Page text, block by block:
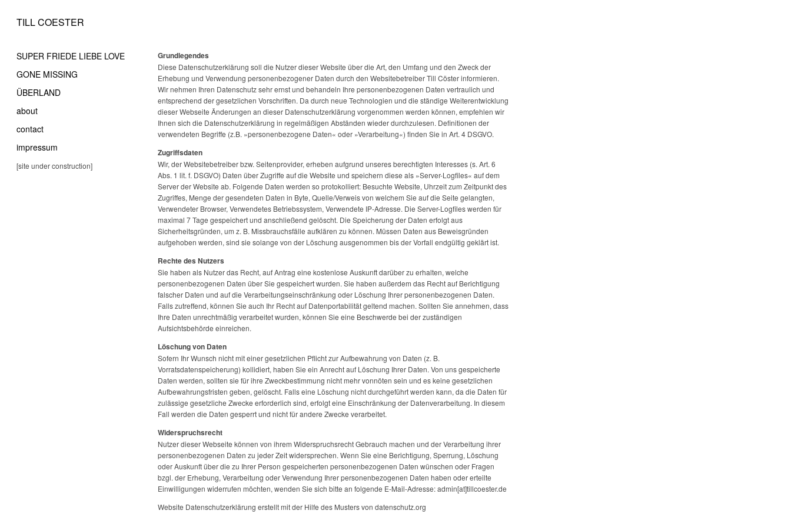
TILL COESTER
SUPER FRIEDE LIEBE LOVE
GONE MISSING
ÜBERLAND
about
contact
impressum
[site under construction]
Grundlegendes
Diese Datenschutzerklärung soll die Nutzer dieser Website über die Art, den Umfang und den Zweck der
Erhebung und Verwendung personenbezogener Daten durch den Websitebetreiber Till Cöster informieren.
Wir nehmen Ihren Datenschutz sehr ernst und behandeln Ihre personenbezogenen Daten vertraulich und
entsprechend der gesetzlichen Vorschriften. Da durch neue Technologien und die ständige Weiterentwicklung
dieser Webseite Änderungen an dieser Datenschutzerklärung vorgenommen werden können, empfehlen wir
Ihnen sich die Datenschutzerklärung in regelmäßigen Abständen wieder durchzulesen. Definitionen der
verwendeten Begriffe (z.B. »personenbezogene Daten« oder »Verarbeitung«) finden Sie in Art. 4 DSGVO.
Zugriffsdaten
Wir, der Websitebetreiber bzw. Seitenprovider, erheben aufgrund unseres berechtigten Interesses (s. Art. 6
Abs. 1 lit. f. DSGVO) Daten über Zugriffe auf die Website und speichern diese als »Server-Logfiles« auf dem
Server der Website ab. Folgende Daten werden so protokolliert: Besuchte Website, Uhrzeit zum Zeitpunkt des
Zugriffes, Menge der gesendeten Daten in Byte, Quelle/Verweis von welchem Sie auf die Seite gelangten,
Verwendeter Browser, Verwendetes Betriebssystem, Verwendete IP-Adresse. Die Server-Logfiles werden für
maximal 7 Tage gespeichert und anschließend gelöscht. Die Speicherung der Daten erfolgt aus
Sicherheitsgründen, um z. B. Missbrauchsfälle aufklären zu können. Müssen Daten aus Beweisgründen
aufgehoben werden, sind sie solange von der Löschung ausgenommen bis der Vorfall endgültig geklärt ist.
Rechte des Nutzers
Sie haben als Nutzer das Recht, auf Antrag eine kostenlose Auskunft darüber zu erhalten, welche
personenbezogenen Daten über Sie gespeichert wurden. Sie haben außerdem das Recht auf Berichtigung
falscher Daten und auf die Verarbeitungseinschränkung oder Löschung Ihrer personenbezogenen Daten.
Falls zutreffend, können Sie auch Ihr Recht auf Datenportabilität geltend machen. Sollten Sie annehmen, dass
Ihre Daten unrechtmäßig verarbeitet wurden, können Sie eine Beschwerde bei der zuständigen
Aufsichtsbehörde einreichen.
Löschung von Daten
Sofern Ihr Wunsch nicht mit einer gesetzlichen Pflicht zur Aufbewahrung von Daten (z. B.
Vorratsdatenspeicherung) kollidiert, haben Sie ein Anrecht auf Löschung Ihrer Daten. Von uns gespeicherte
Daten werden, sollten sie für ihre Zweckbestimmung nicht mehr vonnöten sein und es keine gesetzlichen
Aufbewahrungsfristen geben, gelöscht. Falls eine Löschung nicht durchgeführt werden kann, da die Daten für
zulässige gesetzliche Zwecke erforderlich sind, erfolgt eine Einschränkung der Datenverarbeitung. In diesem
Fall werden die Daten gesperrt und nicht für andere Zwecke verarbeitet.
Widerspruchsrecht
Nutzer dieser Webseite können von ihrem Widerspruchsrecht Gebrauch machen und der Verarbeitung ihrer
personenbezogenen Daten zu jeder Zeit widersprechen. Wenn Sie eine Berichtigung, Sperrung, Löschung
oder Auskunft über die zu Ihrer Person gespeicherten personenbezogenen Daten wünschen oder Fragen
bzgl. der Erhebung, Verarbeitung oder Verwendung Ihrer personenbezogenen Daten haben oder erteilte
Einwilligungen widerrufen möchten, wenden Sie sich bitte an folgende E-Mail-Adresse: admin[at]tillcoester.de
Website Datenschutzerklärung erstellt mit der Hilfe des Musters von datenschutz.org